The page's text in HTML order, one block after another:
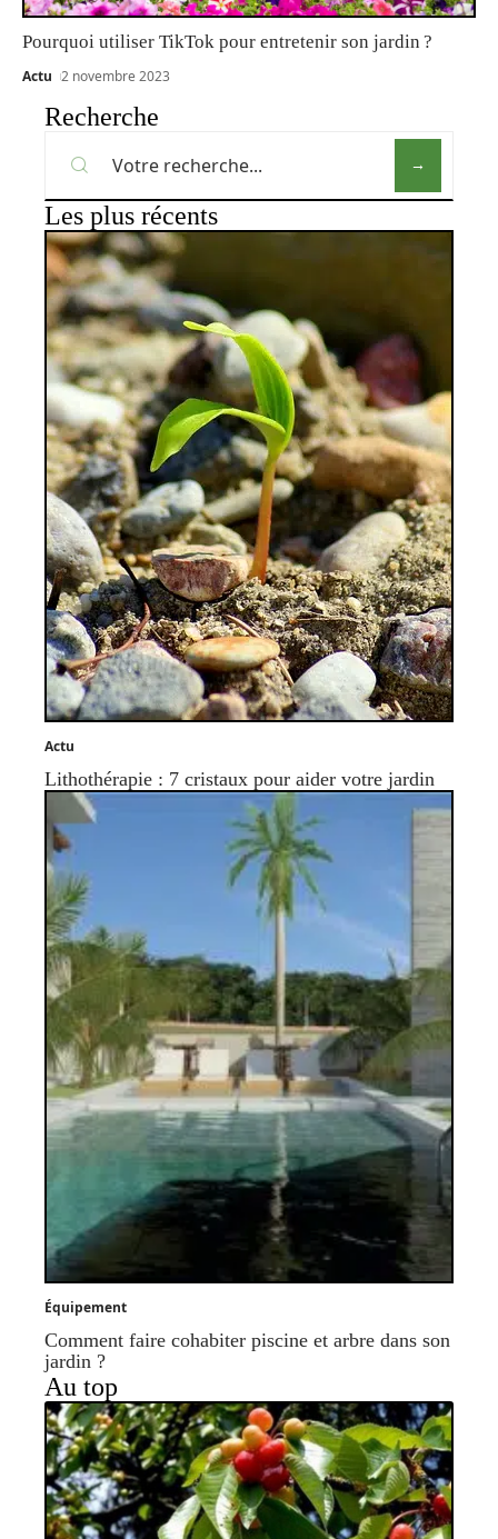
Pourquoi utiliser TikTok pour entretenir son jardin ?
Actu 2 novembre 2023
Recherche
Les plus récents
Actu
Lithothérapie : 7 cristaux pour aider votre jardin
Équipement
Comment faire cohabiter piscine et arbre dans son
jardin ?
Au top